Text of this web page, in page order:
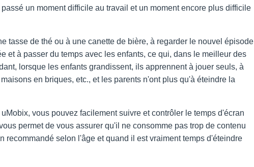
un moment difficile au travail et un moment encore plus difficile
tasse de thé ou à une canette de bière, à regarder le nouvel épisode
et à passer du temps avec les enfants, ce qui, dans le meilleur des
lorsque les enfants grandissent, ils apprennent à jouer seuls, à
en briques, etc., et les parents n'ont plus qu'à éteindre la
vous pouvez facilement suivre et contrôler le temps d'écran
permet de vous assurer qu'il ne consomme pas trop de contenu
recommandé selon l'âge et quand il est vraiment temps d'éteindre